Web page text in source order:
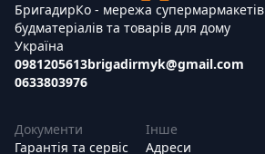
БригадирКо - мережа супермармакетів
будматеріалів та товарів для дому
Україна
0981205613
0633803976
brigadirmyk@gmail.com
Документи
Гарантія та сервіс
Інше
Адреси